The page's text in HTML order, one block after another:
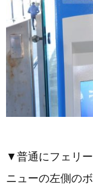
▼普通にフェリ
ニューの左側の